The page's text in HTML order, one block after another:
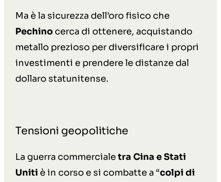
Ma è la sicurezza dell’oro fisico che
Pechino cerca di ottenere, acquistando
metallo prezioso per diversificare i propri
investimenti e prendere le distanze dal
dollaro statunitense.
Tensioni geopolitiche
La guerra commercialetra Cina e Stati
Uniti è in corso e si combatte a “colpi di